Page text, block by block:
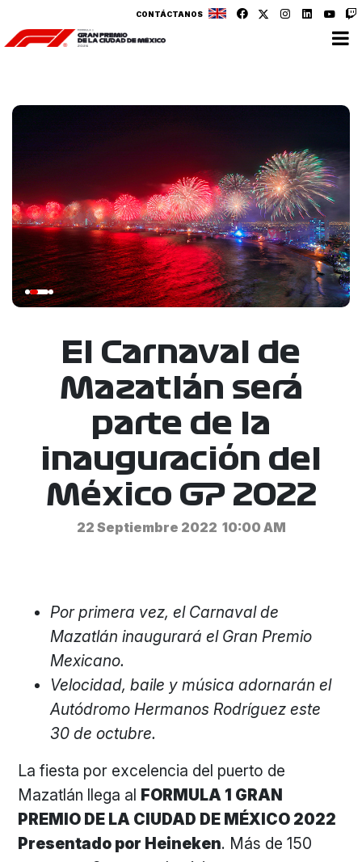
CONTÁCTANOS
El Carnaval de
Mazatlán será
parte de la
inauguración del
México GP 2022
22 Septiembre 2022 10:00 AM
Por primera vez, el Carnaval de
Mazatlán inaugurará el Gran Premio
Mexicano.
Velocidad, baile y música adornarán el
Autódromo Hermanos Rodríguez este
30 de octubre.
La fiesta por excelencia del puerto de
Mazatlán llega al FORMULA 1 GRAN
PREMIO DE LA CIUDAD DE MÉXICO 2022
Presentado por Heineken. Más de 150